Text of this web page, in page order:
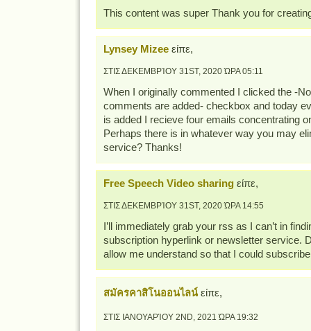
This content was super Thank you for
Lynsey Mizeeείπε,
ΣΤΙΣ ΔΕΚΕΜΒΡΊΟΥ 31ST, 2020 ΏΡΑ 05:11
When I originally commented I clicked the -
comments are added- checkbox and today
is added I recieve four emails concentrating
Perhaps there is in whatever way you may
service? Thanks!
Free Speech Video sharingείπε,
ΣΤΙΣ ΔΕΚΕΜΒΡΊΟΥ 31ST, 2020 ΏΡΑ 14:55
I’ll immediately grab your rss as I can’t in
subscription hyperlink or newsletter service.
allow me understand so that I could
สมัครคาสิโนออนไลน์είπε,
ΣΤΙΣ ΙΑΝΟΥΑΡΊΟΥ 2ND, 2021 ΏΡΑ 19:32